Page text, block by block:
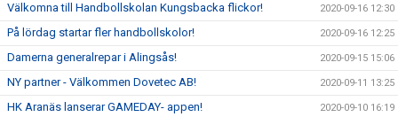
Välkomna till Handbollskolan Kungsbacka flickor! 2020-09-16 12:30
På lördag startar fler handbollskolor! 2020-09-16 12:25
Damerna generalrepar i Alingsås! 2020-09-15 15:06
NY partner - Välkommen Dovetec AB! 2020-09-11 13:25
HK Aranäs lanserar GAMEDAY- appen! 2020-09-10 16:19